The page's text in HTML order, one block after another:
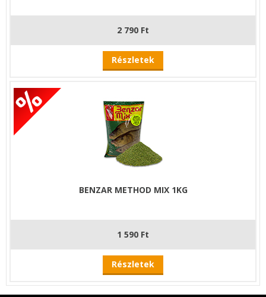
2 790 Ft
Részletek
BENZAR METHOD MIX 1KG
1 590 Ft
Részletek